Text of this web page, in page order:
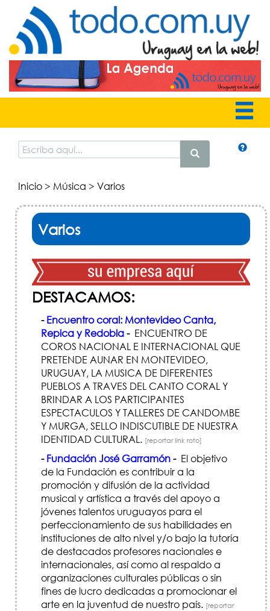
Inicio> Música > Varios
Varios
DESTACAMOS:
- Encuentro coral: Montevideo Canta,
Repica y Redobla-ENCUENTRO DE
COROS NACIONAL E INTERNACIONAL QUE
PRETENDE AUNAR EN MONTEVIDEO,
URUGUAY, LA MUSICA DE DIFERENTES
PUEBLOS A TRAVES DEL CANTO CORAL Y
BRINDAR A LOS PARTICIPANTES
ESPECTACULOS Y TALLERES DE CANDOMBE
Y MURGA, SELLO INDISCUTIBLE DE NUESTRA
IDENTIDAD CULTURAL. [reportar link roto]
- Fundación José Garramón-El objetivo
de la Fundación es contribuir a la
promoción y difusión de la actividad
musical y artística a través del apoyo a
jóvenes talentos uruguayos para el
perfeccionamiento de sus habilidades en
instituciones de alto nivel y/o bajo la tutoría
de destacados profesores nacionales e
internacionales, así como al respaldo a
organizaciones culturales públicas o sin
fines de lucro dedicadas a promocionar el
arte en la juventud de nuestro país. [reportar